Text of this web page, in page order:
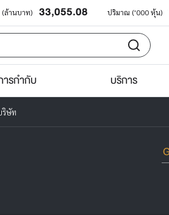
(ล้านบาท) 33,055.08 ปริมาณ ('000 หุ้น)
รกำกับ บริการ
ริษัท